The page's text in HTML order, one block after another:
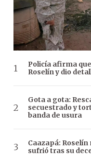
Policía afirma
Roselín y dio
Gota a gota:
secuestrado y
banda de usura
Caazapá:
sufrió tras su